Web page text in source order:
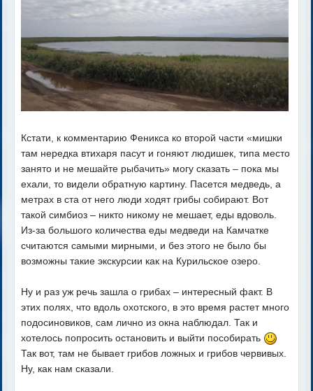
Кстати, к комментарию Феникса ко второй части «мишки
там нередка втихаря пасут и гоняют людишек, типа место
занято и не мешайте рыбачить» могу сказать – пока мы
ехали, то видели обратную картину. Пасется медведь, а
метрах в ста от него люди ходят грибы собирают. Вот
такой симбиоз – никто никому не мешает, еды вдоволь.
Из-за большого количества еды медведи на Камчатке
считаются самыми мирными, и без этого не было бы
возможны такие экскурсии как на Курильское озеро.
Ну и раз уж речь зашла о грибах – интересный факт. В
этих полях, что вдоль охотского, в это время растет много
подосиновиков, сам лично из окна наблюдал. Так и
хотелось попросить остановить и выйти пособирать
Так вот, там не бывает грибов ложных и грибов червивых.
Ну, как нам сказали.